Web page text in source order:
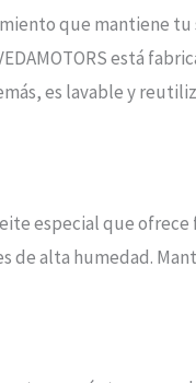
que
está
es lavable y
especial que
alta humedad.